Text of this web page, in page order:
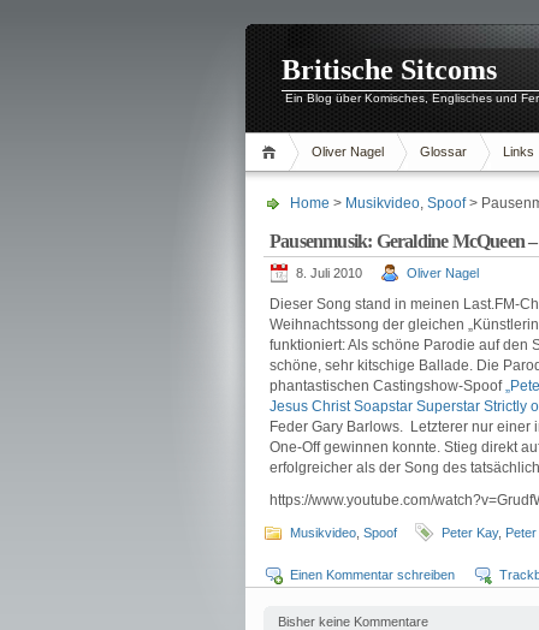
Britische Sitcoms
Ein Blog über Komisches, Englisches und
Oliver Nagel Glossar Links
Home > Musikvideo, Spoof>
Pausenmusik: Geraldine McQueen
8. Juli 2010 Oliver Nagel
Dieser Song stand in meinen Last.FM-
Weihnachtssong der gleichen
funktioniert: Als schöne Parodie auf
schöne, sehr kitschige Ballade. Die
phantastischen Castingshow-Spoof
Jesus Christ Soapstar Superstar Strictly
Feder Gary Barlows. Letzterer nur
One-Off gewinnen konnte. Stieg direkt
erfolgreicher als der Song des
https://www.youtube.com/
Musikvideo Spoof Peter Kay,
Einen Kommentar schreiben
Bisher keine Kommentare